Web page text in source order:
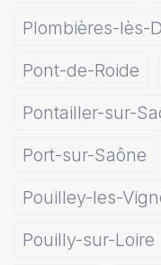
Plombières-lès-
Pont-de-Roide
Pontailler-sur-
Port-sur-Saône
Pouilley-les-
Pouilly-sur-Loire